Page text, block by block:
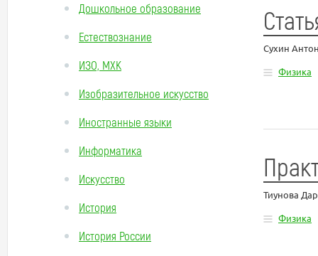
Дошкольное образование
Естествознание
ИЗО, МХК
Изобразительное искусство
Иностранные языки
Информатика
Искусство
История
История России
Сухин
Физика
Тиунова
Физика